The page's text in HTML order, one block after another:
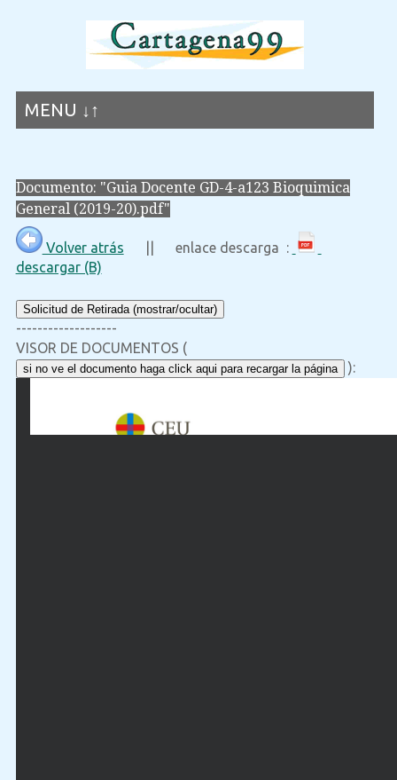
MENU ↓↑
Documento: "Guia Docente GD-4-a123 Bioquimica
General (2019-20).pdf"
Volver atrás || enlace descarga :
descargar (B)
Solicitud de Retirada (mostrar/ocultar)
-------------------
VISOR DE DOCUMENTOS (
si no ve el documento haga click aqui para recargar la página ):